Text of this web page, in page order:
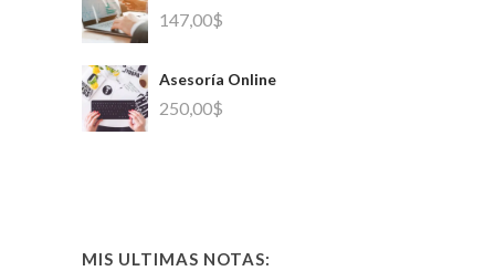
147,00$
Asesoría Online
250,00$
MIS ULTIMAS NOTAS: